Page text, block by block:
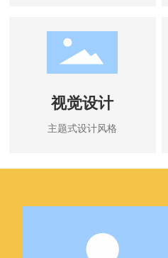
视觉设计
主题式设计风格